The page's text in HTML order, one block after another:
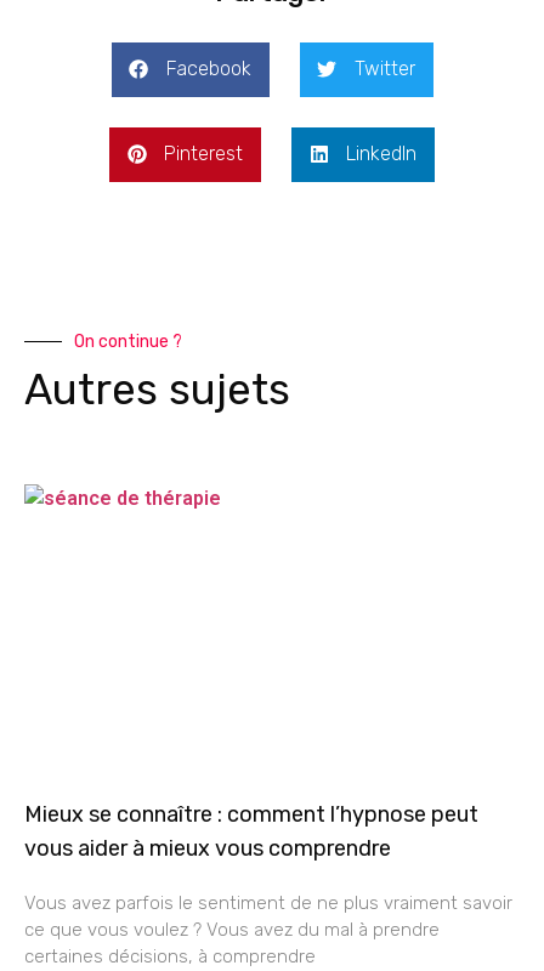
Facebook Twitter
Pinterest LinkedIn
On continue ?
Autres sujets
Mieux se connaître : comment l’hypnose peut
vous aider à mieux vous comprendre
Vous avez parfois le sentiment de ne plus vraiment savoir
ce que vous voulez ? Vous avez du mal à prendre
certaines décisions, à comprendre